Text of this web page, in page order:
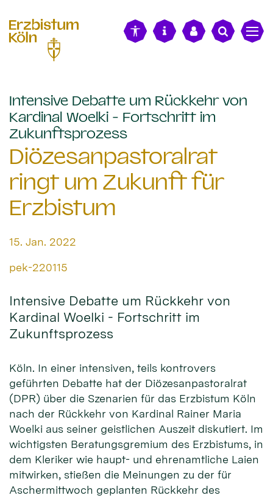
Intensive Debatte um Rückkehr von
Kardinal Woelki - Fortschritt im
Zukunftsprozess:
Diözesanpastoralrat
ringt um Zukunft für
Erzbistum
Datum:
15. Jan. 2022
Von:
pek-220115
Intensive Debatte um Rückkehr von
Kardinal Woelki - Fortschritt im
Zukunftsprozess
Köln. In einer intensiven, teils kontrovers
geführten Debatte hat der Diözesanpastoralrat
(DPR) über die Szenarien für das Erzbistum Köln
nach der Rückkehr von Kardinal Rainer Maria
Woelki aus seiner geistlichen Auszeit diskutiert. Im
wichtigsten Beratungsgremium des Erzbistums, in
dem Kleriker wie haupt- und ehrenamtliche Laien
mitwirken, stießen die Meinungen zu der für
Aschermittwoch geplanten Rückkehr des